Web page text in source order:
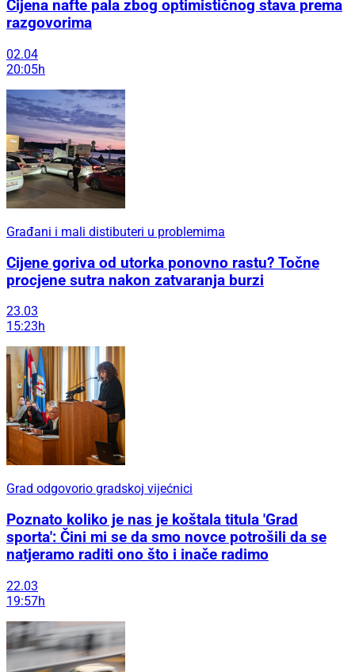
Cijena nafte pala zbog optimističnog stava prema
razgovorima
02.04
20:05h
Građani i mali distibuteri u problemima
Cijene goriva od utorka ponovno rastu? Točne
procjene sutra nakon zatvaranja burzi
23.03
15:23h
Grad odgovorio gradskoj vijećnici
Poznato koliko je nas je koštala titula 'Grad
sporta': Čini mi se da smo novce potrošili da se
natjeramo raditi ono što i inače radimo
22.03
19:57h